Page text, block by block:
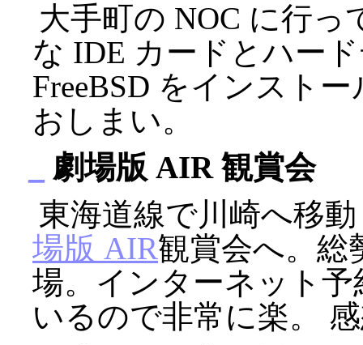
大手町の NOC に行っ
な IDE カードとハー
FreeBSD をインスト
おしまい。
劇場版 AIR 観賞会
東海道線で川崎へ移
場版 AIR観賞会へ。総
場。インターネット
いるので非常に楽。